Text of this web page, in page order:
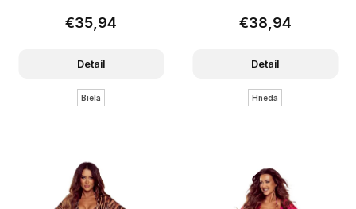
€35,94
Detail
Biela
€38,94
Detail
Hnedá